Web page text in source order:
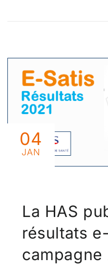
04
JAN
La HAS
résultats
campagne